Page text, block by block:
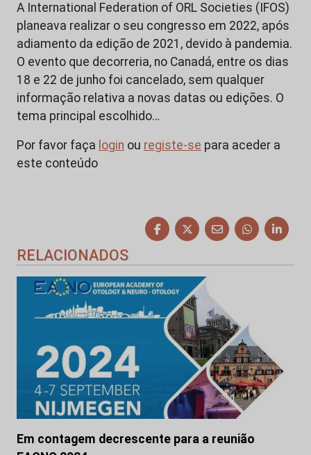
A International Federation of ORL Societies (IFOS)
planeava realizar o seu congresso em 2022, após
adiamento da edição de 2021, devido à pandemia.
O evento que decorreria, no Canadá, entre os dias
18 e 22 de junho foi cancelado, sem qualquer
informação relativa a novas datas ou edições. O
tema principal escolhido…
Por favor faça login ou registe-se para aceder a
este conteúdo
RELACIONADOS
Em contagem decrescente para a reunião